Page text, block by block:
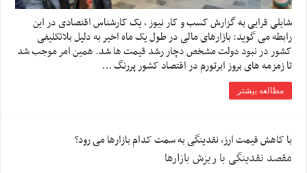
شایلی قرایی به گزارش کسب و کار نیوز ، یک کارشناس اقتصادی در این
رابطه می گوید: بازارهای مالی در طول یک ماه اخیر به دلیل بلاتکلیفی
کشور در نبود دولت مشخص دچار رشد قیمت ها شد. همین امر موجب شد
تا زمزمه های بروز ابرتورم در اقتصاد کشور پررنگ …
مطالعه بیشتر
با کاهش قیمت ارز، نقدینگی به سمت کدام بازارها می رود؟
مقصد نقدینگی با ریزش بازارها